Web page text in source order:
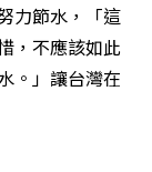
力節水，「這
，不應該如此
。」讓台灣在